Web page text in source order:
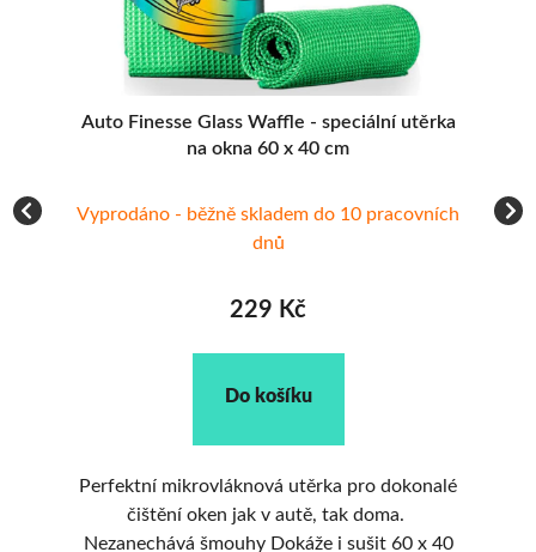
Auto Finesse Glass Waffle - speciální utěrka
na okna 60 x 40 cm
Vyprodáno - běžně skladem do 10 pracovních
dnů
229 Kč
Do košíku
Perfektní mikrovláknová utěrka pro dokonalé
čištění oken jak v autě, tak doma.
Nezanechává šmouhy Dokáže i sušit 60 x 40